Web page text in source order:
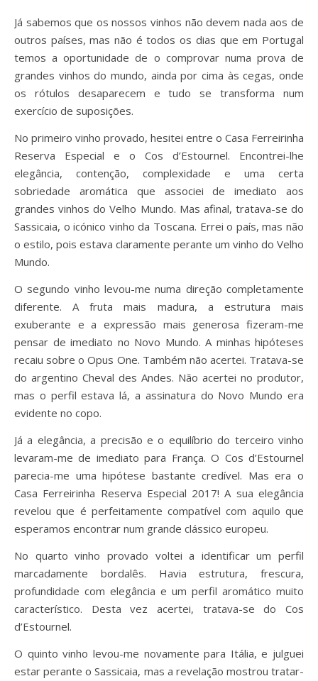
Já sabemos que os nossos vinhos não devem nada aos de
outros países, mas não é todos os dias que em Portugal
temos a oportunidade de o comprovar numa prova de
grandes vinhos do mundo, ainda por cima às cegas, onde
os rótulos desaparecem e tudo se transforma num
exercício de suposições.
No primeiro vinho provado, hesitei entre o Casa Ferreirinha
Reserva Especial e o Cos d’Estournel. Encontrei-lhe
elegância, contenção, complexidade e uma certa
sobriedade aromática que associei de imediato aos
grandes vinhos do Velho Mundo. Mas afinal, tratava-se do
Sassicaia, o icónico vinho da Toscana. Errei o país, mas não
o estilo, pois estava claramente perante um vinho do Velho
Mundo.
O segundo vinho levou-me numa direção completamente
diferente. A fruta mais madura, a estrutura mais
exuberante e a expressão mais generosa fizeram-me
pensar de imediato no Novo Mundo. A minhas hipóteses
recaiu sobre o Opus One. Também não acertei. Tratava-se
do argentino Cheval des Andes. Não acertei no produtor,
mas o perfil estava lá, a assinatura do Novo Mundo era
evidente no copo.
Já a elegância, a precisão e o equilíbrio do terceiro vinho
levaram-me de imediato para França. O Cos d’Estournel
parecia-me uma hipótese bastante credível. Mas era o
Casa Ferreirinha Reserva Especial 2017! A sua elegância
revelou que é perfeitamente compatível com aquilo que
esperamos encontrar num grande clássico europeu.
No quarto vinho provado voltei a identificar um perfil
marcadamente bordalês. Havia estrutura, frescura,
profundidade com elegância e um perfil aromático muito
característico. Desta vez acertei, tratava-se do Cos
d’Estournel.
O quinto vinho levou-me novamente para Itália, e julguei
estar perante o Sassicaia, mas a revelação mostrou tratar-